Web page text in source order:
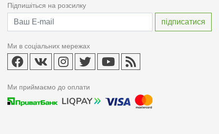
Підпишіться на розсилку
Ми в соціальних мережах
Ми приймаємо до оплати